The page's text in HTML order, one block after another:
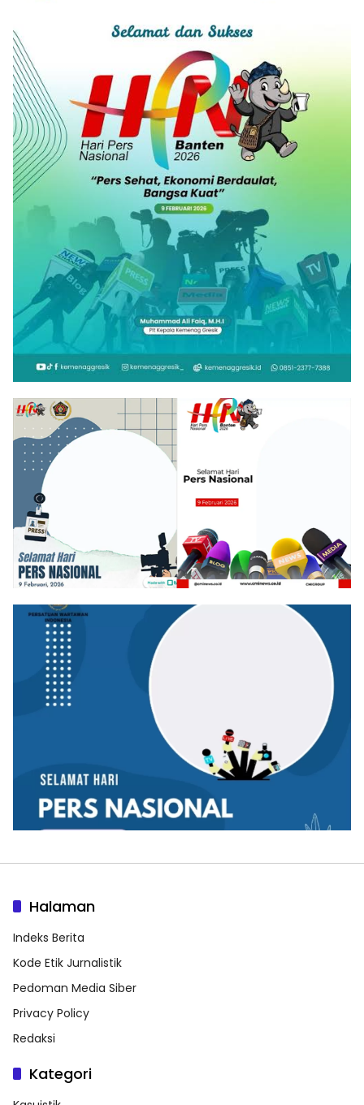
Halaman
Indeks Berita
Kode Etik Jurnalistik
Pedoman Media Siber
Privacy Policy
Redaksi
Kategori